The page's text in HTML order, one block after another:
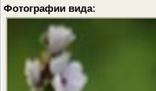
Фотографии вида: